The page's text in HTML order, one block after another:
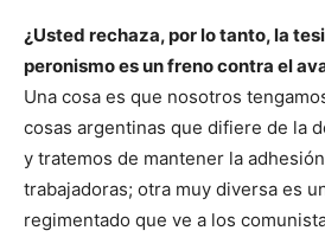
¿Usted rechaza, por lo tanto, la
peronismo es un freno contra el
Una cosa es que nosotros
cosas argentinas que difiere de la
y tratemos de mantener la
trabajadoras; otra muy diversa es
regimentado que ve a los